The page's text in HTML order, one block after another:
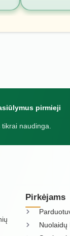
pirmieji
naudinga.
Pirkėjams
Nuolaidų